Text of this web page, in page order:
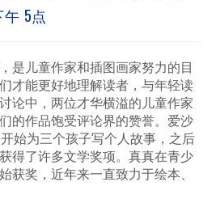
午 5点
是儿童作家和插图画家努力的目
才能更好地理解读者，与年轻读
论中，两位才华横溢的儿童作家
的作品饱受评论界的赞誉。爱沙
始为三个孩子写个人故事，之后
得了许多文学奖项。真真在青少
获奖，近年来一直致力于绘本、